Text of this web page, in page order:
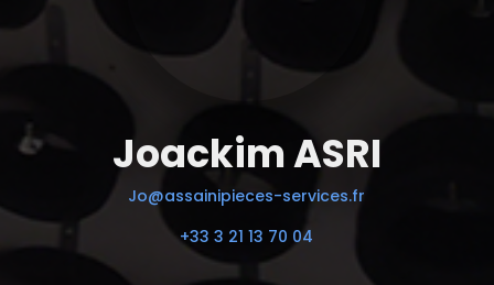
Joackim ASRI
Jo@assainipieces-services.fr
+33 3 21 13 70 04